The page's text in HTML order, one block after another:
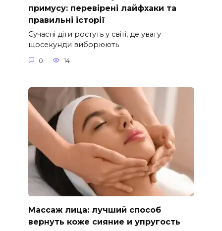
примусу: перевірені лайфхаки та
правильні історії
Сучасні діти ростуть у світі, де увагу
щосекунди виборюють
0 14
Массаж лица: лучший способ
вернуть коже сияние и упругость